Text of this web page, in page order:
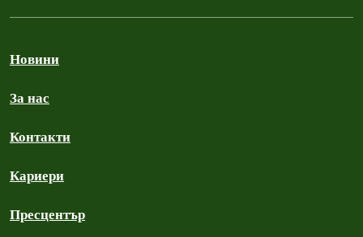
Новини
За нас
Контакти
Кариери
Пресцентър